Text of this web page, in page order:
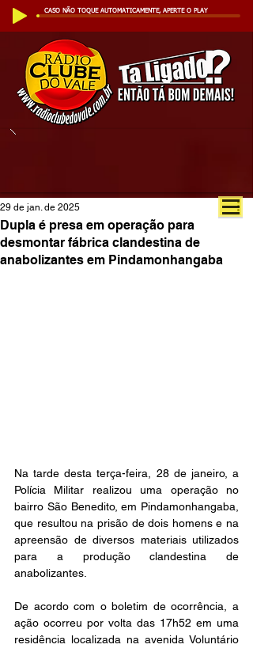
CASO NÃO TOQUE AUTOMATICAMENTE, APERTE O PLAY
Dupla é presa em operação para
desmontar fábrica clandestina de
anabolizantes em Pindamonhangaba
29 de jan. de 2025
Na tarde desta terça-feira, 28 de janeiro, a
Polícia Militar realizou uma operação no
bairro São Benedito, em Pindamonhangaba,
que resultou na prisão de dois homens e na
apreensão de diversos materiais utilizados
para a produção clandestina de
anabolizantes.
De acordo com o boletim de ocorrência, a
ação ocorreu por volta das 17h52 em uma
residência localizada na avenida Voluntário